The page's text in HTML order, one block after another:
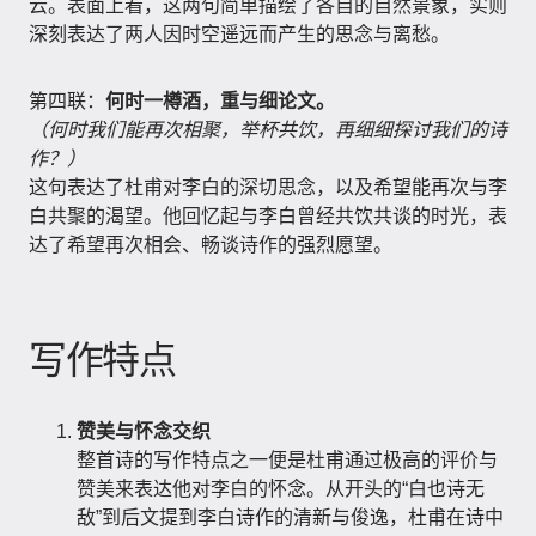
云。表面上看，这两句简单描绘了各自的自然景象，实则
深刻表达了两人因时空遥远而产生的思念与离愁。
第四联： 何时一樽酒，重与细论文。
（何时我们能再次相聚，举杯共饮，再细细探讨我们的诗
作？）
这句表达了杜甫对李白的深切思念，以及希望能再次与李
白共聚的渴望。他回忆起与李白曾经共饮共谈的时光，表
达了希望再次相会、畅谈诗作的强烈愿望。
写作特点
赞美与怀念交织
整首诗的写作特点之一便是杜甫通过极高的评价与
赞美来表达他对李白的怀念。从开头的“白也诗无
敌”到后文提到李白诗作的清新与俊逸，杜甫在诗中